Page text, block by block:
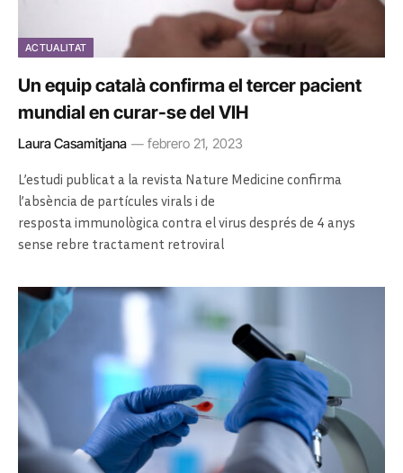
ACTUALITAT
Un equip català confirma el tercer pacient
mundial en curar-se del VIH
Laura Casamitjana febrero 21, 2023
L’estudi publicat a la revista Nature Medicine confirma
l’absència de partícules virals i de
resposta immunològica contra el virus després de 4 anys
sense rebre tractament retroviral